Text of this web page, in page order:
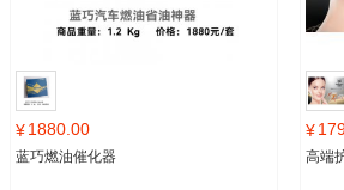
¥1880.00
蓝巧燃油催化器
¥
高端